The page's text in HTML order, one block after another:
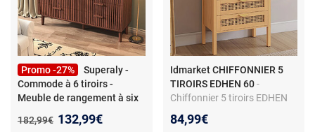
Promo -27%
Superaly -
Commode à 6 tiroirs -
Meuble de rangement à six
Superaly - Commode à 6
Ancien prix :
182,99€ Nouveau prix :
132,99€
Idmarket CHIFFONNIER 5
TIROIRS EDHEN 60 -
Chiffonnier 5 tiroirs EDHEN
semainier bois et effet
84,99€